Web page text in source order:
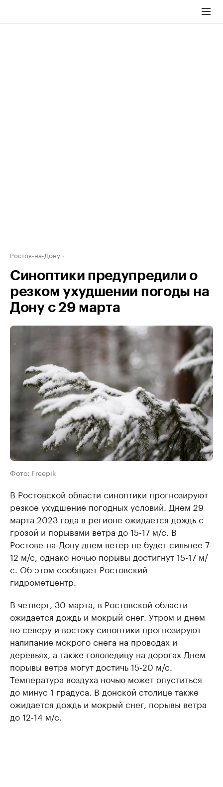
Ростов-на-Дону
Синоптики предупредили о
резком ухудшении погоды на
Дону с 29 марта
Фото: Freepik
В Ростовской области синоптики прогнозируют
резкое ухудшение погодных условий. Днем 29
марта 2023 года в регионе ожидается дождь с
грозой и порывами ветра до 15-17 м/с. В
Ростове-на-Дону днем ветер не будет сильнее 7-
12 м/с, однако ночью порывы достигнут 15-17 м/
с. Об этом сообщает Ростовский
гидрометцентр.
В четверг, 30 марта, в Ростовской области
ожидается дождь и мокрый снег. Утром и днем
по северу и востоку синоптики прогнозируют
налипание мокрого снега на проводах и
деревьях, а также гололедицу на дорогах Днем
порывы ветра могут достичь 15-20 м/с.
Температура воздуха ночью может опуститься
до минус 1 градуса. В донской столице также
ожидается дождь и мокрый снег, порывы ветра
до 12-14 м/с.